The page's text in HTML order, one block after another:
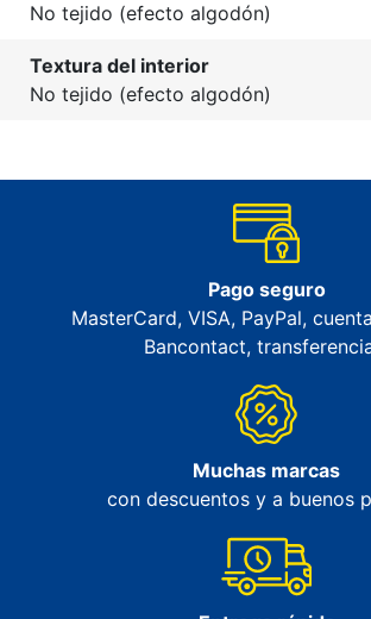
No tejido (efecto algodón)
Textura del interior
No tejido (efecto algodón)
Pago seguro
MasterCard, VISA, PayPal,
Bancontact,
Muchas marcas
con descuentos y a buenos